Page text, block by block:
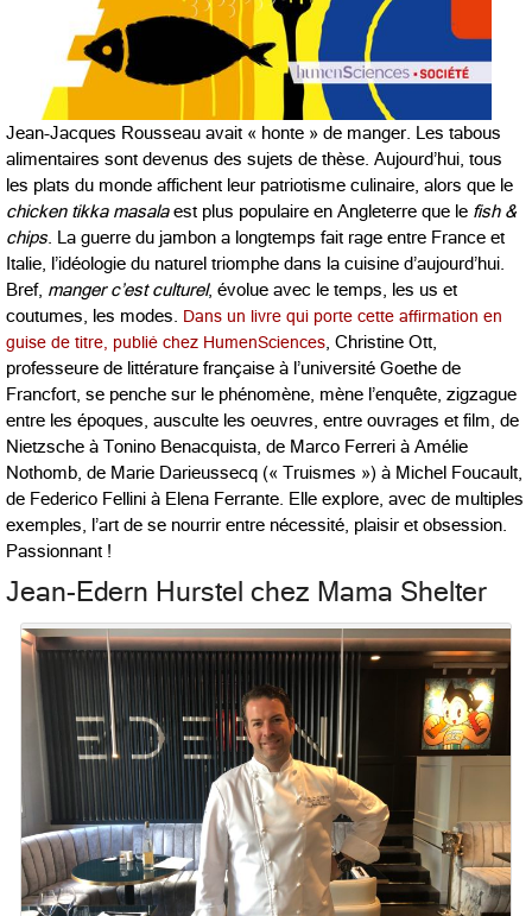
Jean-Jacques Rousseau avait « honte » de manger. Les tabous
alimentaires sont devenus des sujets de thèse. Aujourd’hui, tous
les plats du monde affichent leur patriotisme culinaire, alors que le
chicken tikka masalaest plus populaire en Angleterre que le fish &
chips . La guerre du jambon a longtemps fait rage entre France et
Italie, l’idéologie du naturel triomphe dans la cuisine d’aujourd’hui.
Bref, manger c’est culturel, évolue avec le temps, les us et
coutumes, les modes. Dans un livre qui porte cette affirmation en
guise de titre, publié chez HumenSciences , Christine Ott,
professeure de littérature française à l’université Goethe de
Francfort, se penche sur le phénomène, mène l’enquête, zigzague
entre les époques, ausculte les oeuvres, entre ouvrages et film, de
Nietzsche à Tonino Benacquista, de Marco Ferreri à Amélie
Nothomb, de Marie Darieussecq (« Truismes ») à Michel Foucault,
de Federico Fellini à Elena Ferrante. Elle explore, avec de multiples
exemples, l’art de se nourrir entre nécessité, plaisir et obsession.
Passionnant !
Jean-Edern Hurstel chez Mama Shelter